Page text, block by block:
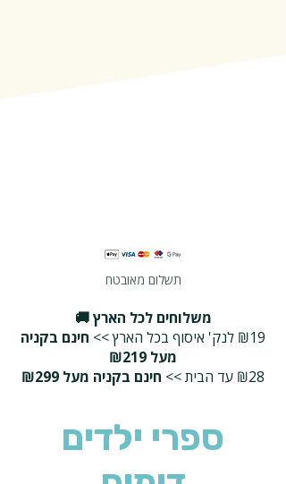
תשלום מאובטח
משלוחים לכל הארץ 🚚
₪19 לנק' איסוף בכל הארץ >>
חינם בקניה
מעל ₪219
₪28 עד הבית >>
חינם בקניה מעל ₪299
ספרי ילדים